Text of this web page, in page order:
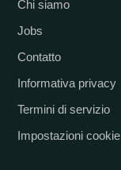
Chi siamo
Jobs
Contatto
Informativa privacy
Termini di servizio
Impostazioni cookie